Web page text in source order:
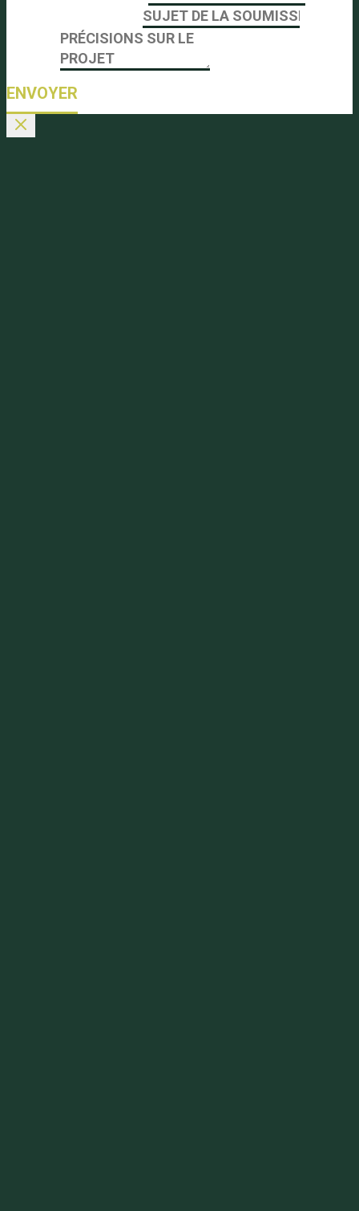
soumission
ENVOYER